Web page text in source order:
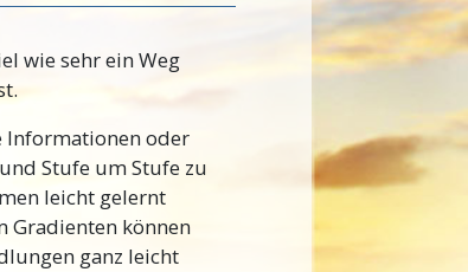
wie sehr ein Weg
Informationen oder
Stufe um Stufe zu
leicht gelernt
Gradienten können
ganz leicht